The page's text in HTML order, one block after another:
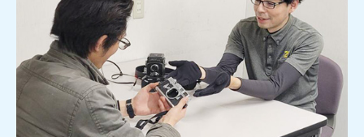
ウェブから1分
かんたん査定見積
フリーダイヤル
0120-1212-25